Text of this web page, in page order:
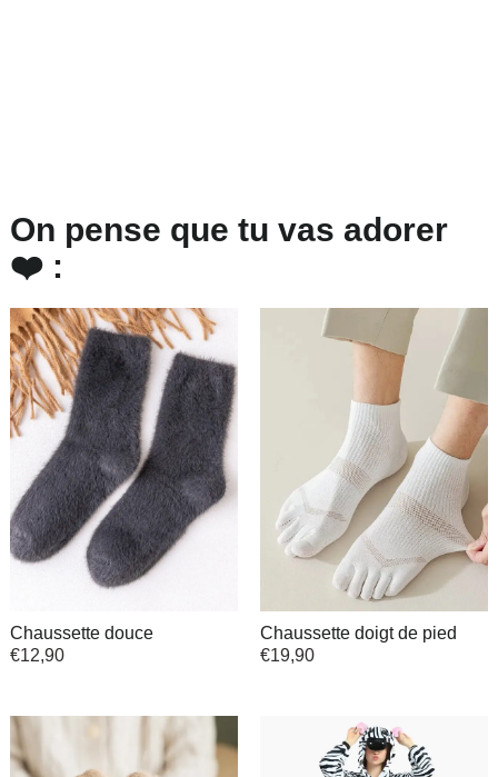
On pense que tu vas adorer
❤️ :
Chaussette douce
€12,90
Chaussette doigt de pied
€19,90